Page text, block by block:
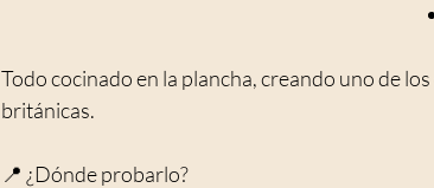
Todo cocinado en la plancha, creando uno de
británicas.
📍 ¿Dónde probarlo?